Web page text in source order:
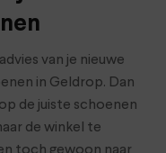
van je nieuwe
in Geldrop. Dan
de juiste schoenen
de winkel te
toch gewoon naar